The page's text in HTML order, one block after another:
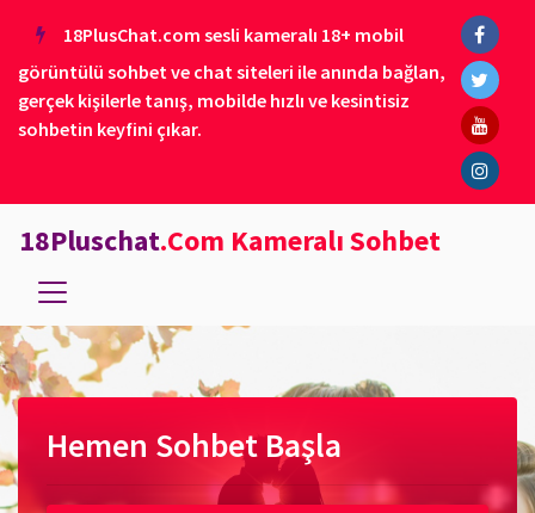
18PlusChat.com sesli kameralı 18+ mobil
görüntülü sohbet ve chat siteleri ile anında bağlan,
gerçek kişilerle tanış, mobilde hızlı ve kesintisiz
sohbetin keyfini çıkar.
18Pluschat.Com Kameralı Sohbet
Hemen Sohbet Başla